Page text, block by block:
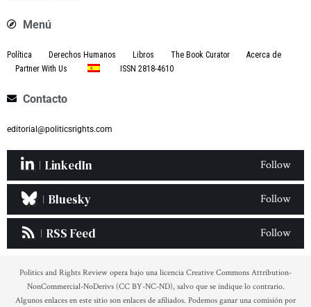
Menú
Política Derechos Humanos Libros The Book Curator
Acerca de
Partner With Us
ISSN 2818-4610
Contacto
editorial@politicsrights.com
LinkedIn Follow
Bluesky Follow
RSS Feed Follow
Politics and Rights Review opera bajo una licencia Creative Commons Attribution-
NonCommercial-NoDerivs (CC BY-NC-ND), salvo que se indique lo contrario.
Algunos enlaces en este sitio son enlaces de afiliados. Podemos ganar una comisión por